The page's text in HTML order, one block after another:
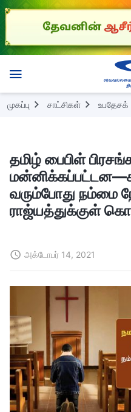
முகப்பு சாட்சிகள்
தமிழ் பைபிள்
வரும்போது நம்மை
ராஜ்யத்துக்குள்
அக்டோபர் 14, 2021